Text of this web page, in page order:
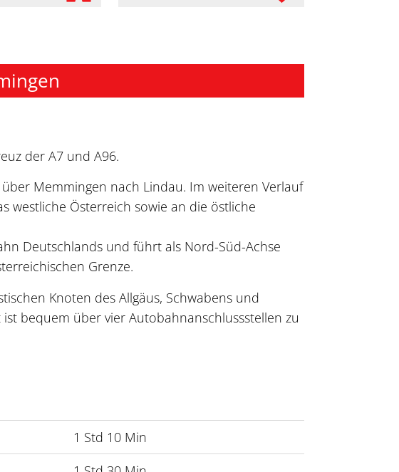
der A7 und A96.
Memmingen nach Lindau. Im weiteren Verlauf
westliche Österreich sowie an die östliche
Deutschlands und führt als Nord-Süd-Achse
Grenze.
Knoten des Allgäus, Schwabens und
bequem über vier Autobahnanschlussstellen zu
1 Std 10 Min